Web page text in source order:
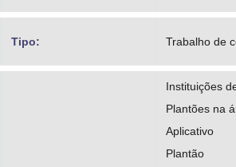
Tipo: Trabalho de
Instituições
Plantões na
Aplicativo
Plantão